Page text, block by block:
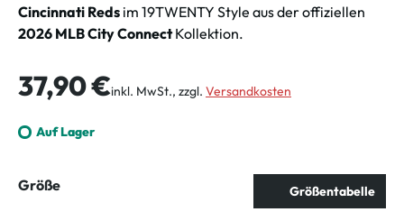
Cincinnati Reds im 19TWENTY Style aus der offiziellen
2026 MLB City ConnectKollektion.
Regulärer Preis:
37,90 €inkl. MwSt., zzgl. Versandkosten
Auf Lager
Größeauswählen Größentabelle